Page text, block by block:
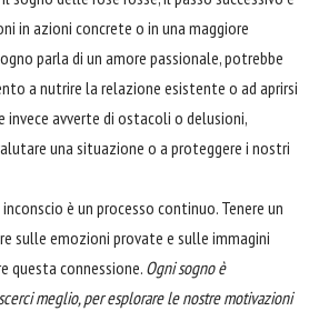
in azioni concrete o in una maggiore
parla di un amore passionale, potrebbe
a nutrire la relazione esistente o ad aprirsi
invece avverte di ostacoli o delusioni,
una situazione o a proteggere i nostri
è un processo continuo. Tenere un
sulle emozioni provate e sulle immagini
questa connessione. Ogni sogno è
meglio, per esplorare le nostre motivazioni